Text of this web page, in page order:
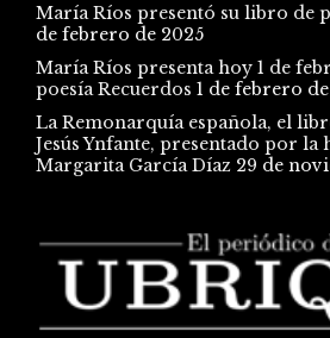
María Ríos presentó su libro de
de febrero de 2025
María Ríos presenta hoy 1 de
poesía Recuerdos 1 de febrero
La Remonarquía española, el
Jesús Ynfante, presentado por
Margarita García Díaz 29 de